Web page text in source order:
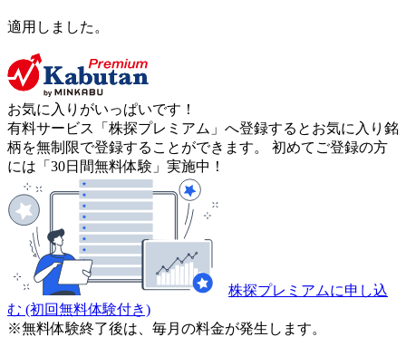
適用しました。
お気に入りがいっぱいです！
有料サービス「株探プレミアム」へ登録するとお気に入り銘
柄を無制限で登録することができます。 初めてご登録の方
には「30日間無料体験」実施中！
株探プレミアムに申し込
む (初回無料体験付き)
※無料体験終了後は、毎月の料金が発生します。